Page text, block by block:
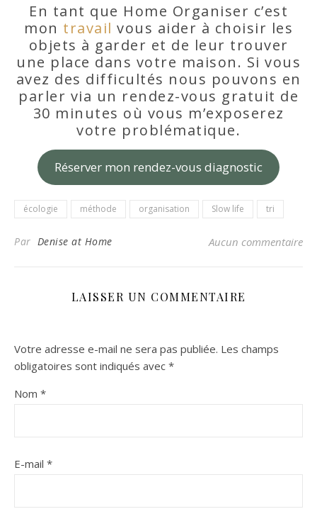
En tant que Home Organiser c’est
mon travail vous aider à choisir les
objets à garder et de leur trouver
une place dans votre maison. Si vous
avez des difficultés nous pouvons en
parler via un rendez-vous gratuit de
30 minutes où vous m’exposerez
votre problématique.
Réserver mon rendez-vous diagnostic
écologie méthode organisation Slow life tri
Par Denise at Home Aucun commentaire
LAISSER UN COMMENTAIRE
Votre adresse e-mail ne sera pas publiée. Les champs
obligatoires sont indiqués avec *
Nom *
E-mail *